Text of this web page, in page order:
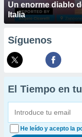
Un enorme diablo
Italia
Síguenos
El Tiempo en
He leído y acepto la